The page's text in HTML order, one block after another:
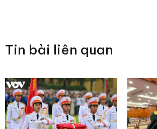
Tin bài liên quan